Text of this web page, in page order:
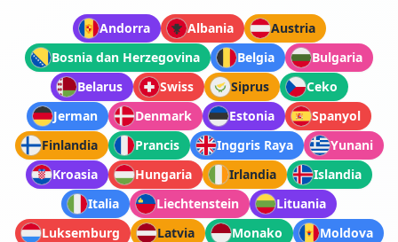
Andorra Albania
Austria
Bosnia dan Herzegovina
Belgia
Bulgaria
Belarus
Swiss Siprus
Ceko
Jerman
Denmark Estonia
Spanyol
Finlandia
Prancis Inggris Raya
Yunani
Kroasia
Hungaria Irlandia
Islandia
Italia
Liechtenstein
Lituania
Luksemburg
Latvia Monako
Moldova